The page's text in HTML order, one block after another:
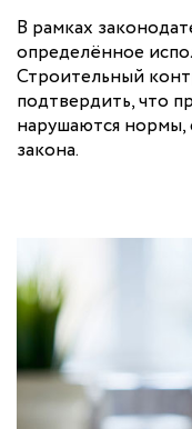
В рамках
определённое
Строительный
подтвердить, что
нарушаются нормы,
закона.